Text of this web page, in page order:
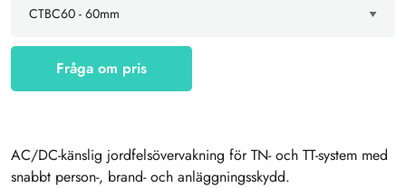
Fråga om pris
AC/DC-känslig jordfelsövervakning för TN- och TT-system med
snabbt person-, brand- och anläggningsskydd.